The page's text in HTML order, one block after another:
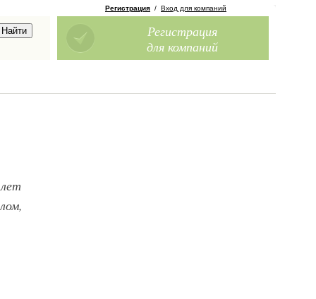
Регистрация / Вход для компаний
Регистрация
для компаний